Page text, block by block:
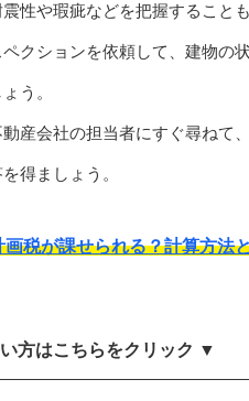
性や瑕疵などを把握すること
クションを依頼して、建物の
う。
産会社の担当者にすぐ尋ねて
得ましょう。
税が課せられる？計算方法
方はこちらをクリック ▼